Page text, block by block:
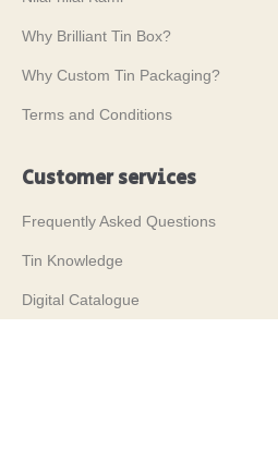
Why Brilliant Tin Box?
Why Custom Tin Packaging?
Terms and Conditions
Customer services
Frequently Asked Questions
Tin Knowledge
Digital Catalogue